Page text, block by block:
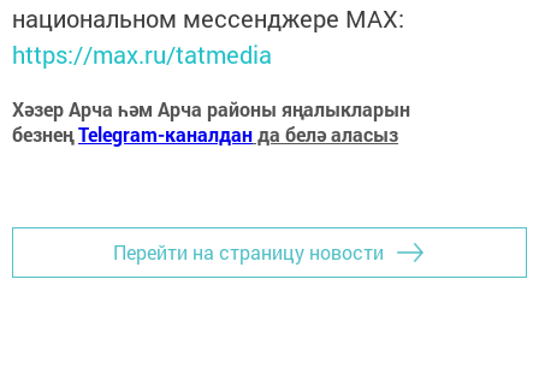
национальном мессенджере MАХ:
https://max.ru/tatmedia
Хәзер Арча һәм Арча районы яңалыкларын
безнеңTelegram-каналданда белә аласыз
Перейти на страницу новости